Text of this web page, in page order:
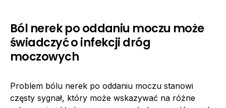
Ból nerek po oddaniu moczu może
świadczyć o infekcji dróg
moczowych
Problem bólu nerek po oddaniu moczu stanowi
częsty sygnał, który może wskazywać na różne